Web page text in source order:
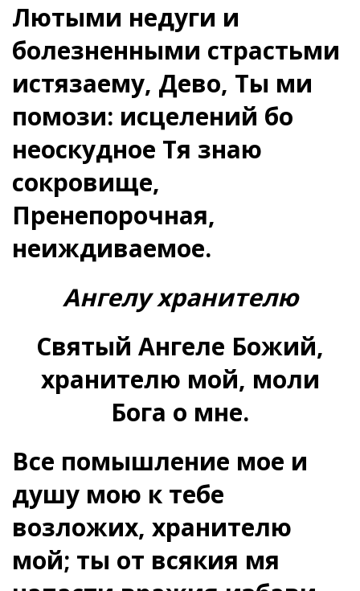
Лютыми недуги и
болезненными страстьми
истязаему, Дево, Ты ми
помози: исцелений бо
неоскудное Тя знаю
сокровище,
Пренепорочная,
неиждиваемое.
Ангелу хранителю
Святый Ангеле Божий,
хранителю мой, моли
Бога о мне.
Все помышление мое и
душу мою к тебе
возложих, хранителю
мой; ты от всякия мя